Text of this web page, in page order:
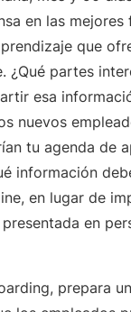
en las
que
¿Qué partes
esa
nuevos
tu agenda de
información
en lugar de
en
prepara